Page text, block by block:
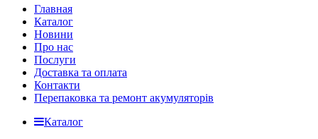
Главная
Каталог
Новини
Про нас
Послуги
Доставка та оплата
Контакти
Перепаковка та ремонт акумуляторів
Каталог